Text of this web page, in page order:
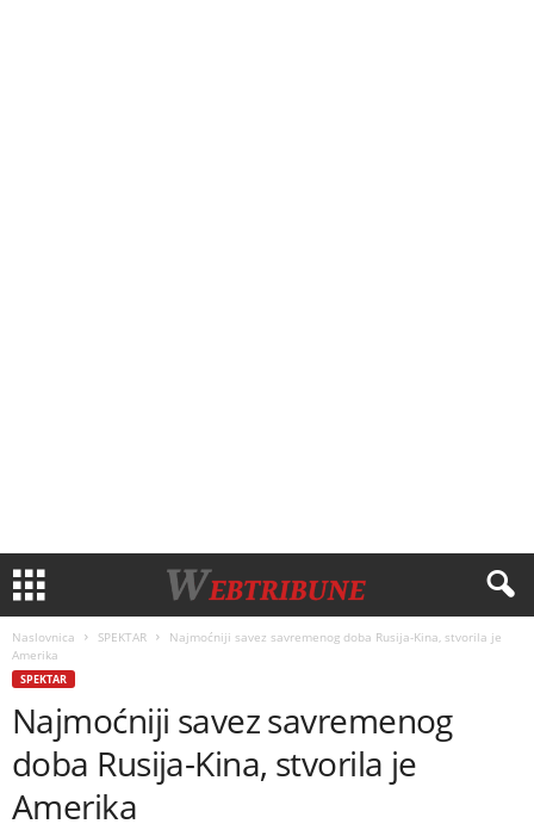
Naslovnica SPEKTAR
Najmoćniji savez savremenog doba Rusija-Kina, stvorila je
Amerika
SPEKTAR
Najmoćniji savez savremenog
doba Rusija-Kina, stvorila je
Amerika